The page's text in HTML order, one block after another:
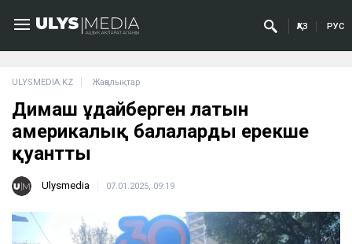
ҚАЗ РУС
ULYSMEDIA.KZ Жаңалықтар
Димаш Құдайберген латын
америкалық балаларды ерекше
қуантты
Ulysmedia 07.01.2025, 09:19